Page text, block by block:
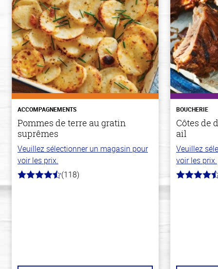
ACCOMPAGNEMENTS
Pommes de terre au gratin
suprêmes
Veuillez sélectionner un magasin pour
voir les prix.
4.2
(118)
BOUCHERIE
Côtes de
ail
Veuillez
voir les prix.
4.8